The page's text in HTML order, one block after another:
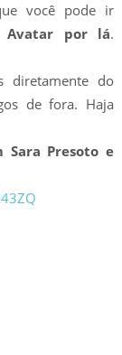
você pode ir
Avatar por lá.
diretamente do
de fora. Haja
Sara Presoto e